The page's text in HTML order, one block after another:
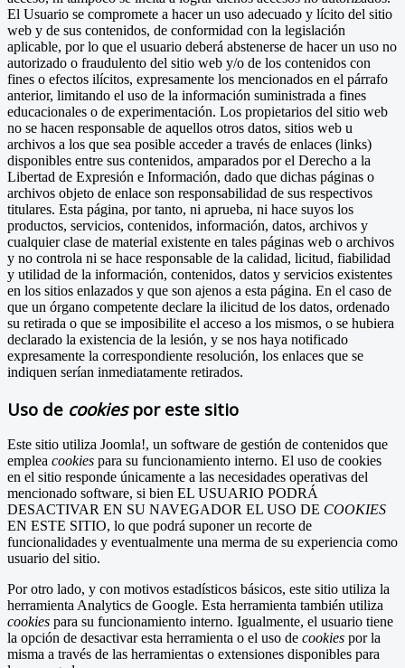
El Usuario se compromete a hacer un uso adecuado y lícito del sitio
web y de sus contenidos, de conformidad con la legislación
aplicable, por lo que el usuario deberá abstenerse de hacer un uso no
autorizado o fraudulento del sitio web y/o de los contenidos con
fines o efectos ilícitos, expresamente los mencionados en el párrafo
anterior, limitando el uso de la información suministrada a fines
educacionales o de experimentación. Los propietarios del sitio web
no se hacen responsable de aquellos otros datos, sitios web u
archivos a los que sea posible acceder a través de enlaces (links)
disponibles entre sus contenidos, amparados por el Derecho a la
Libertad de Expresión e Información, dado que dichas páginas o
archivos objeto de enlace son responsabilidad de sus respectivos
titulares. Esta página, por tanto, ni aprueba, ni hace suyos los
productos, servicios, contenidos, información, datos, archivos y
cualquier clase de material existente en tales páginas web o archivos
y no controla ni se hace responsable de la calidad, licitud, fiabilidad
y utilidad de la información, contenidos, datos y servicios existentes
en los sitios enlazados y que son ajenos a esta página. En el caso de
que un órgano competente declare la ilicitud de los datos, ordenado
su retirada o que se imposibilite el acceso a los mismos, o se hubiera
declarado la existencia de la lesión, y se nos haya notificado
expresamente la correspondiente resolución, los enlaces que se
indiquen serían inmediatamente retirados.
Uso de cookiespor este sitio
Este sitio utiliza Joomla!, un software de gestión de contenidos que
emplea cookies para su funcionamiento interno. El uso de cookies
en el sitio responde únicamente a las necesidades operativas del
mencionado software, si bien EL USUARIO PODRÁ
DESACTIVAR EN SU NAVEGADOR EL USO DE COOKIES
EN ESTE SITIO, lo que podrá suponer un recorte de
funcionalidades y eventualmente una merma de su experiencia como
usuario del sitio.
Por otro lado, y con motivos estadísticos básicos, este sitio utiliza la
herramienta Analytics de Google. Esta herramienta también utiliza
cookies para su funcionamiento interno. Igualmente, el usuario tiene
la opción de desactivar esta herramienta o el uso de cookies por la
misma a través de las herramientas o extensiones disponibles para